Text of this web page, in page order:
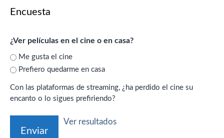
Encuesta
¿Ver películas en el cine o en casa?
Me gusta el cine
Prefiero quedarme en casa
Con las plataformas de streaming, ¿ha perdido el cine su
encanto o lo sigues prefiriendo?
Ver resultados